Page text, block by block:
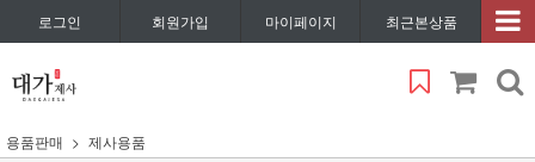
로그인 회원가입 마이페이지 최근본상품
용품판매 제사용품